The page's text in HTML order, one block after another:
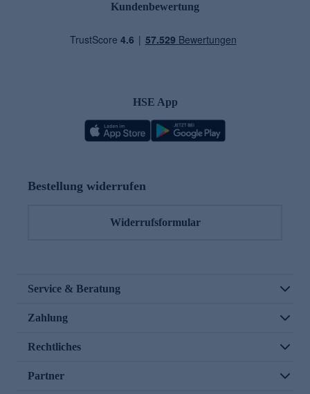
Kundenbewertung
HSE App
Bestellung widerrufen
Widerrufsformular
Service & Beratung
Zahlung
Rechtliches
Partner